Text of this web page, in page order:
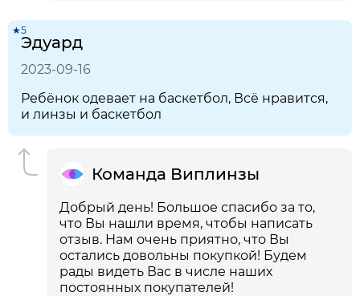
★5
Эдуард
2023-09-16
Ребёнок одевает на баскетбол, Всё нравится,
и линзы и баскетбол
Команда Виплинзы
Добрый день! Большое спасибо за то,
что Вы нашли время, чтобы написать
отзыв. Нам очень приятно, что Вы
остались довольны покупкой! Будем
рады видеть Вас в числе наших
постоянных покупателей!